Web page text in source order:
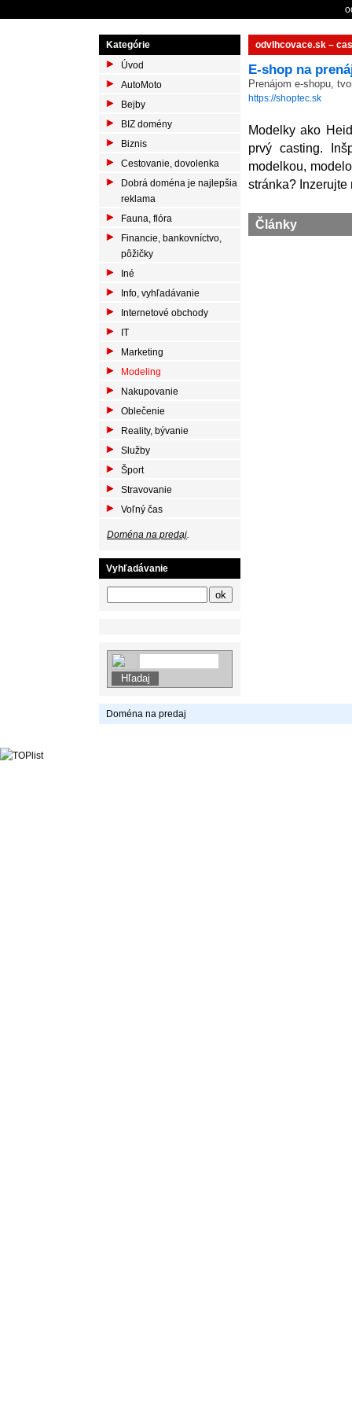
Kategórie
Úvod
AutoMoto
Bejby
BIZ domény
Biznis
Cestovanie, dovolenka
Dobrá doména je najlepšia
reklama
Fauna, flóra
Financie, bankovníctvo,
pôžičky
Iné
Info, vyhľadávanie
Internetové obchody
IT
Marketing
Modeling
Nakupovanie
Oblečenie
Reality, bývanie
Služby
Šport
Stravovanie
Voľný čas
Doména na predaj.
Vyhľadávanie
odvlhcovace.sk –
E-shop na
Prenájom e-shopu,
https://shoptec.sk
Modelky ako
prvý casting.
modelkou,
stránka?
Články
Doména na predaj